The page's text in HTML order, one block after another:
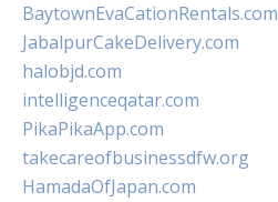
BaytownEvaCationRentals.com
JabalpurCakeDelivery.com
halobjd.com
intelligenceqatar.com
PikaPikaApp.com
takecareofbusinessdfw.org
HamadaOfJapan.com